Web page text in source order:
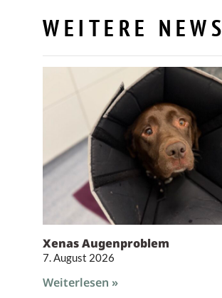
WEITERE NEWS
Xenas Augenproblem
7. August 2026
Weiterlesen »